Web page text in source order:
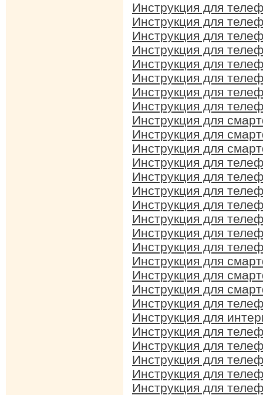
Инструкция для
Инструкция для
Инструкция для
Инструкция для
Инструкция для
Инструкция для
Инструкция для
Инструкция для
Инструкция для
Инструкция для
Инструкция для
Инструкция для
Инструкция для
Инструкция для
Инструкция для
Инструкция для
Инструкция для
Инструкция для
Инструкция для
Инструкция для
Инструкция для
Инструкция для
Инструкция для
Инструкция для
Инструкция для
Инструкция для
Инструкция для
Инструкция для